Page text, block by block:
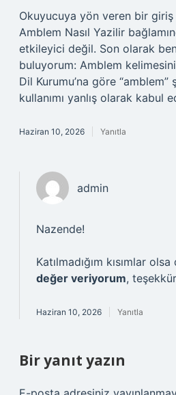
Okuyucuya yön veren bir
Amblem Nasıl Yazilir
etkileyici değil. Son olarak ben
buluyorum: Amblem
Dil Kurumu’na göre “amblem”
kullanımı yanlış olarak kabul
Haziran 10, 2026 Yanıtla
admin
Nazende!
Katılmadığım kısımlar
değer veriyorum,
Haziran 10, 2026 Yanıtla
Bir yanıt yazın